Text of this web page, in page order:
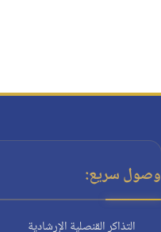
وصول سريع:
التذاكر القنصلية الإرشادية